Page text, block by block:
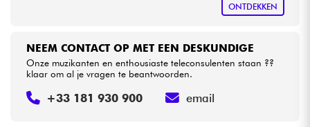
ONTDEKKEN
NEEM CONTACT OP MET EEN DESKUNDIGE
Onze muzikanten en enthousiaste teleconsulenten staan ??
klaar om al je vragen te beantwoorden.
+33 181 930 900 email